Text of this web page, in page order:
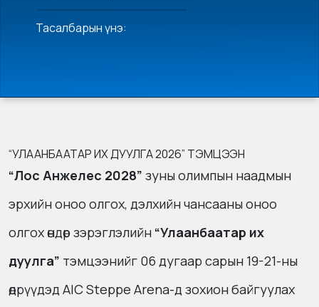
Тасалбарын үнэ:
“УЛААНБААТАР ИХ ДУУЛГА 2026” ТЭМЦЭЭН
“Лос Анжелес 2028” зуны олимпын наадмын
эрхийн оноо олгох, дэлхийн чансааны оноо
олгох өндөр зэрэглэлийн “Улаанбаатар их
дуулга” тэмцээнийг 06 дугаар сарын 19-21-ны
өдрүүдэд AIC Steppe Arena-д зохион байгуулах